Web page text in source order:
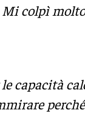
colpì
capacità